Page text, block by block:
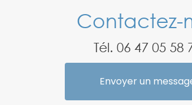
Contactez-
Tél. 06 47 05 58
Envoyer un